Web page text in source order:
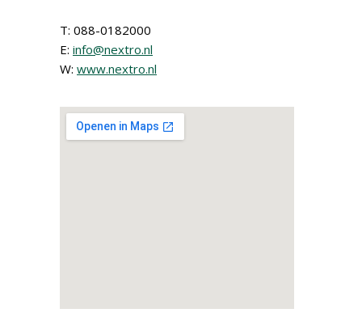
T: 088-0182000
E: info@nextro.nl
W: www.nextro.nl